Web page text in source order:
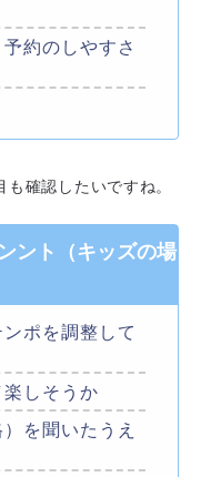
約のしやすさ
確認したいですね。
ント（キッズの場
ポを調整して
しそうか
を聞いたうえ